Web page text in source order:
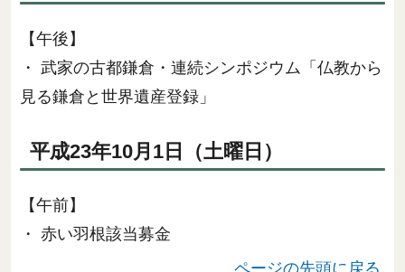
【午後】
・ 武家の古都鎌倉・連続シンポジウム「仏教から
見る鎌倉と世界遺産登録」
平成23年10月1日（土曜日）
【午前】
・ 赤い羽根該当募金
ページの先頭に戻る